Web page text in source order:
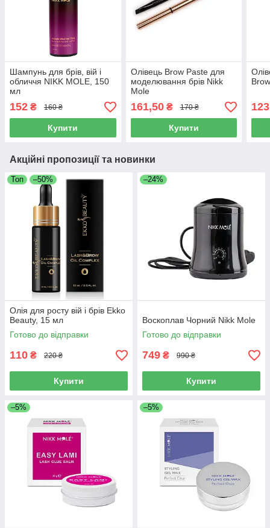
Шампунь для брів, вій і
обличчя NIKK MOLE, 150
мл
152 ₴ 160 ₴
Купити
Олівець Brow Paste для
моделювання брів Nikk
Mole
161,50₴ 170 ₴
Купити
Акційні пропозиції та новинки
Топ –50%
Олія для росту вій і брів Ekko
Beauty, 15 мл
Готово до відправки
110 ₴ 220 ₴
Купити
–24%
Воскоплав Чорний Nikk Mole
Готово до відправки
749 ₴ 990 ₴
Купити
–5% –5%